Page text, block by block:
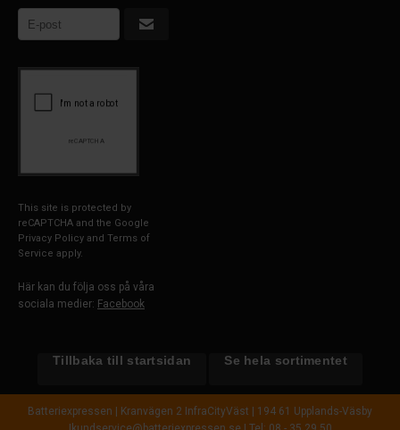
This site is protected by
reCAPTCHA and the Google
Privacy Policy and Terms of
Service apply.
Här kan du följa oss på våra
sociala medier: Facebook
Tillbaka till startsidan Se hela sortimentet
Batteriexpressen | Kranvägen 2 InfraCityVäst | 194 61 Upplands-Väsby